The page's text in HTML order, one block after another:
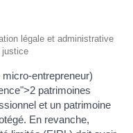
légale et administrative
justice
entrepreneur)
patrimoines
et un patrimoine
En revanche,